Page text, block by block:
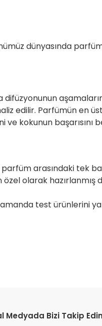
dünyasında
edilir. Parfümün en
kokunun başarısını
arasındaki tek
olarak hazırlanmış
test ürünlerini
Medyada Bizi Takip Edin